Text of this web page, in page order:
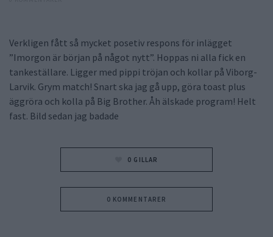
Verkligen fått så mycket posetiv respons för inlägget
”Imorgon är början på något nytt”. Hoppas ni alla fick en
tankeställare. Ligger med pippi tröjan och kollar på Viborg-
Larvik. Grym match! Snart ska jag gå upp, göra toast plus
äggröra och kolla på Big Brother. Åh älskade program! Helt
fast. Bild sedan jag badade
0 GILLAR
0 KOMMENTARER